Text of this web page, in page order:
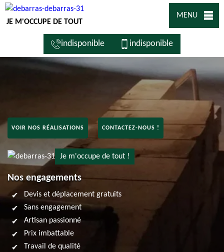
JE M'OCCUPE DE TOUT
MENU
indisponible indisponible
VOIR NOS RÉALISATIONS CONTACTEZ-NOUS !
Je m'occupe de tout !
Nos engagements
Devis et déplacement gratuits
Sans engagement
Artisan passionné
Prix imbattable
Travail de qualité